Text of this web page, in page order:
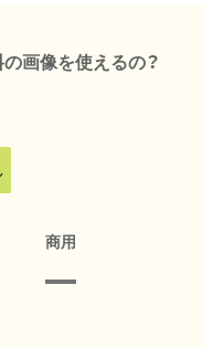
画像を使えるの？
商用